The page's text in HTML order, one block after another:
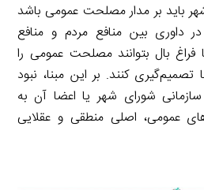
باید بر مدار مصلحت عمومی باشد
داوری بین منافع مردم و منافع
فراغ بال بتوانند مصلحت عمومی را
کنند. بر این مبنا، نبود
شورای شهر یا اعضا آن به
عمومی، اصلی منطقی و عقلایی